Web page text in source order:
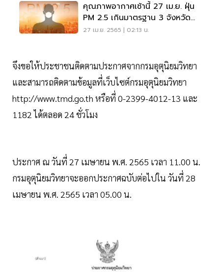
คุณภาพอากาศเช้านี้ 27 เม.ย. ฝุ่น
PM 2.5 เกินมาตรฐาน 3 จังหวัด
ที่ไหนบ้าง เช็คเลย
27 เม.ย. 2565 | 02:13 น.
จึงขอให้ประชาชนติดตามประกาศจากกรมอุตุนิยมวิทยา
และสามารถติดตามข้อมูลที่เว็บไซต์กรมอุตุนิยมวิทยา
http://www.tmd.go.th หรือที่ 0-2399-4012-13 และ
1182 ได้ตลอด 24 ชั่วโมง
ประกาศ ณ วันที่ 27 เมษายน พ.ศ. 2565 เวลา 11.00 น.
กรมอุตุนิยมวิทยาจะออกประกาศฉบับต่อไปใน วันที่ 28
เมษายน พ.ศ. 2565 เวลา 05.00 น.